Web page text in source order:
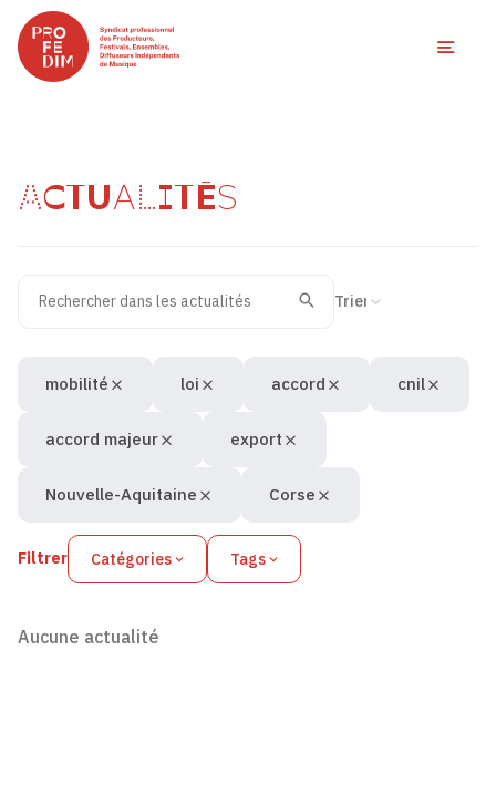
ACTUALITÉS
Recherche
Valider
Filtrer Catégories Tags
mobilité loi accord cnil
accord majeur export
Nouvelle-Aquitaine Corse
Aucune actualité